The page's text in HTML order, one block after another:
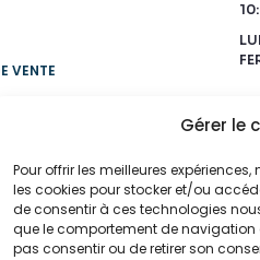
Gérer le
Pour offrir les meilleures
les cookies pour stocker et/ou
de consentir à ces technologies
que le comportement de navigation
pas consentir ou de retirer son
VENTE